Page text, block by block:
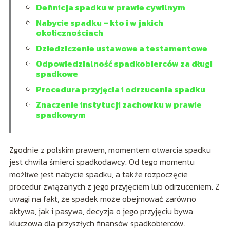
Definicja spadku w prawie cywilnym
Nabycie spadku – kto i w jakich
okolicznościach
Dziedziczenie ustawowe a testamentowe
Odpowiedzialność spadkobierców za długi
spadkowe
Procedura przyjęcia i odrzucenia spadku
Znaczenie instytucji zachowku w prawie
spadkowym
Zgodnie z polskim prawem, momentem otwarcia spadku
jest chwila śmierci spadkodawcy. Od tego momentu
możliwe jest nabycie spadku, a także rozpoczęcie
procedur związanych z jego przyjęciem lub odrzuceniem. Z
uwagi na fakt, że spadek może obejmować zarówno
aktywa, jak i pasywa, decyzja o jego przyjęciu bywa
kluczowa dla przyszłych finansów spadkobierców.